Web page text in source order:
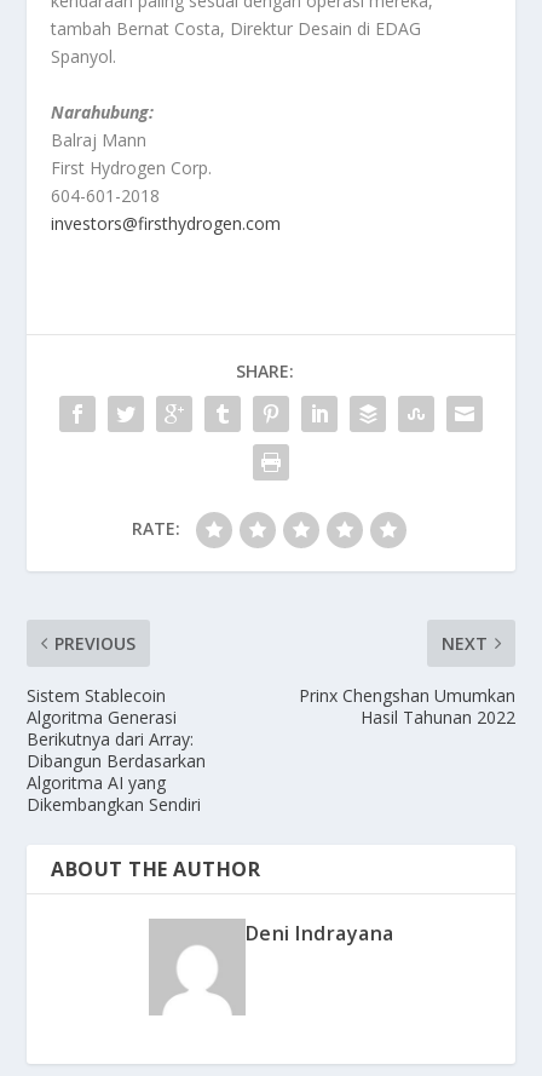
tambah Bernat Costa, Direktur Desain di EDAG
Spanyol.
Narahubung:
Balraj Mann
First Hydrogen Corp.
604-601-2018
investors@firsthydrogen.com
SHARE:
RATE:
PREVIOUS
Sistem Stablecoin
Algoritma Generasi
Berikutnya dari Array:
Dibangun Berdasarkan
Algoritma AI yang
Dikembangkan Sendiri
NEXT
Prinx Chengshan Umumkan
Hasil Tahunan 2022
ABOUT THE AUTHOR
Deni Indrayana